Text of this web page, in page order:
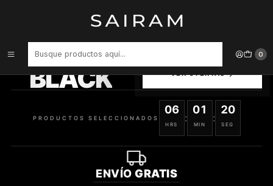
0
Perfume Lattafa Pride Art Of Nature I Unisex Edp 100 ml
BLACK
SELECCIONADOS
PRODUCTOS SELECCIONADOS
06
HRS
:
01
MIN
:
19
SEG
ENVÍO GRATIS